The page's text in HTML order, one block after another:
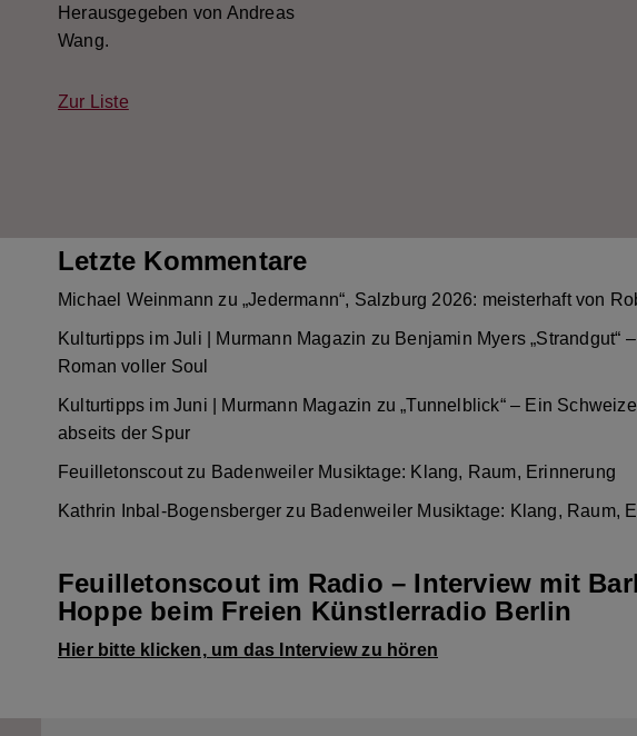
Herausgegeben von Andreas
Wang.
Zur Liste
Letzte Kommentare
Michael Weinmann zu„Jedermann“, Salzburg 2026: meisterhaft von
Kulturtipps im Juli | Murmann Magazin zu Benjamin Myers „Strandgut“
Roman voller Soul
Kulturtipps im Juni | Murmann Magazin zu„Tunnelblick“ – Ein
abseits der Spur
Feuilletonscoutzu Badenweiler Musiktage: Klang, Raum, Erinnerung
Kathrin Inbal-Bogensberger zu Badenweiler Musiktage: Klang, Raum,
Feuilletonscout im Radio – Interview mit
Hoppe beim Freien Künstlerradio Berlin
Hier bitte klicken, um das Interview zu hören